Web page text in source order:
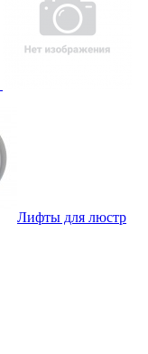
Лифты для люстр